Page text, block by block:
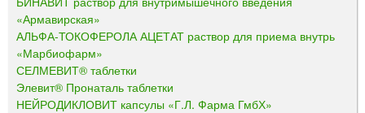
«Армавирская»
АЛЬФА-ТОКОФЕРОЛА АЦЕТАТ раствор для приема внутрь
«Марбиофарм»
СЕЛМЕВИТ® таблетки
Элевит® Пронаталь таблетки
НЕЙРОДИКЛОВИТ капсулы «Г.Л. Фарма ГмбХ»